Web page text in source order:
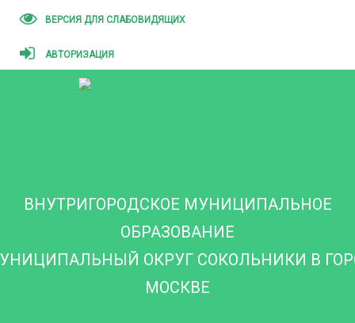
ВЕРСИЯ ДЛЯ СЛАБОВИДЯЩИХ
АВТОРИЗАЦИЯ
ВНУТРИГОРОДСКОЕ МУНИЦИПАЛЬНОЕ
ОБРАЗОВАНИЕ
ОКРУГ СОКОЛЬНИКИ В
МОСКВЕ